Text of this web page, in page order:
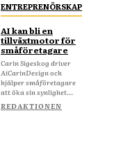
ENTREPRENÖRSKAP
AI kan bli en
tillväxtmotor för
småföretagare
Carin Sigeskog driver
AiCarinDesign och
hjälper småföretagare
att öka sin synlighet...
REDAKTIONEN